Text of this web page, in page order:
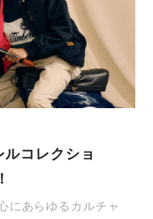
コレクショ
にあらゆるカルチャ